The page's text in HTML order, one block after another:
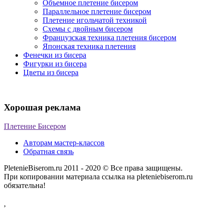
Объемное плетение бисером
Параллельное плетение бисером
Плетение игольчатой техникой
Схемы с двойным бисером
Французская техника плетения бисером
Японская техника плетения
Фенечки из бисера
Фигурки из бисера
Цветы из бисера
Хорошая реклама
Плетение Бисером
Авторам мастер-классов
Обратная связь
PletenieBiserom.ru 2011 - 2020 © Все права защищены.
При копировании материала ссылка на pleteniebiserom.ru
обязательна!
,